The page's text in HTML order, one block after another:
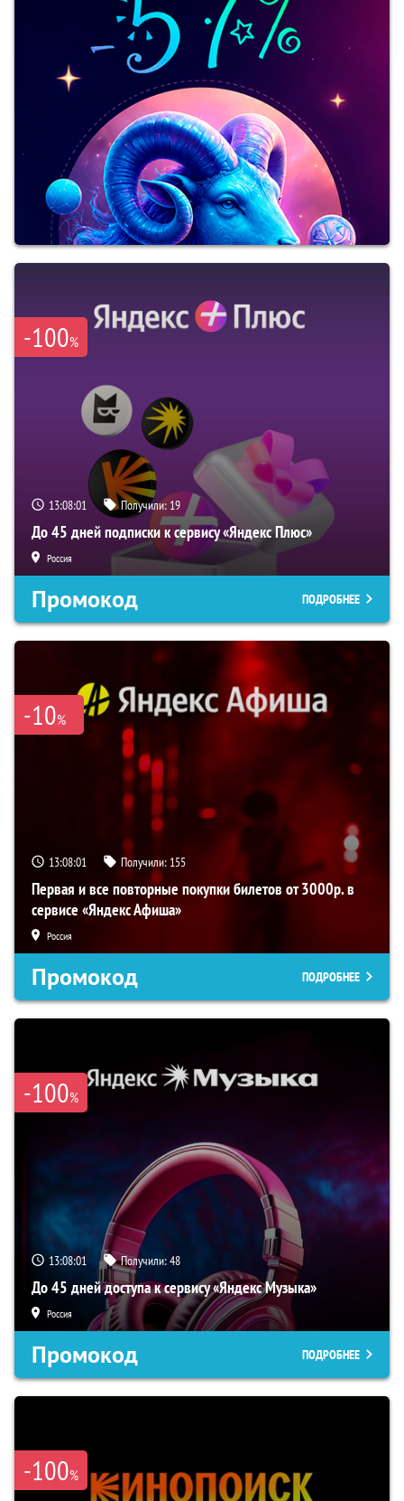
-100%
13:08:00 Получили: 19
До 45 дней подписки к сервису «Яндекс Плюс»
Россия
Промокод ПОДРОБНЕЕ
-10%
13:08:00 Получили: 155
Первая и все повторные покупки билетов от 3000р. в
сервисе «Яндекс Афиша»
Россия
Промокод ПОДРОБНЕЕ
-100%
13:08:00 Получили:48
До 45 дней доступа к сервису «Яндекс Музыка»
Россия
Промокод ПОДРОБНЕЕ
-100%